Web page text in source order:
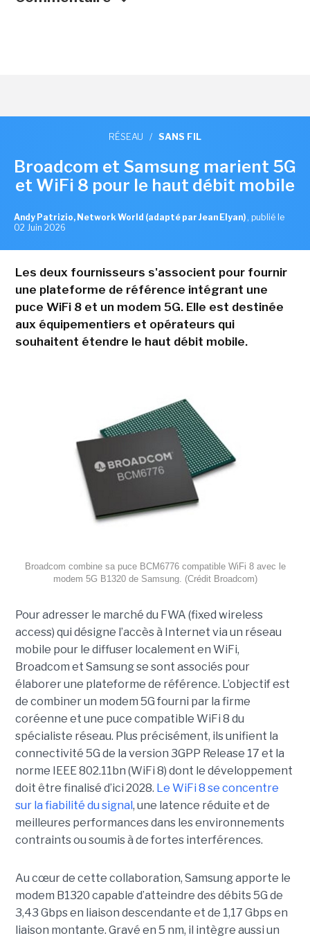
RÉSEAU / SANS FIL
Broadcom et Samsung marient 5G
et WiFi 8 pour le haut débit mobile
Andy Patrizio, Network World (adapté par Jean Elyan) , publié le
02 Juin 2026
Les deux fournisseurs s'associent pour fournir
une plateforme de référence intégrant une
puce WiFi 8 et un modem 5G. Elle est destinée
aux équipementiers et opérateurs qui
souhaitent étendre le haut débit mobile.
Broadcom combine sa puce BCM6776 compatible WiFi 8 avec le
modem 5G B1320 de Samsung. (Crédit Broadcom)
Pour adresser le marché du FWA (fixed wireless
access) qui désigne l’accès à Internet via un réseau
mobile pour le diffuser localement en WiFi,
Broadcom et Samsung se sont associés pour
élaborer une plateforme de référence. L’objectif est
de combiner un modem 5G fourni par la firme
coréenne et une puce compatible WiFi 8 du
spécialiste réseau. Plus précisément, ils unifient la
connectivité 5G de la version 3GPP Release 17 et la
norme IEEE 802.11bn (WiFi 8) dont le développement
doit être finalisé d’ici 2028. Le WiFi 8 se concentre
sur la fiabilité du signal , une latence réduite et de
meilleures performances dans les environnements
contraints ou soumis à de fortes interférences.
Au cœur de cette collaboration, Samsung apporte le
modem B1320 capable d’atteindre des débits 5G de
3,43 Gbps en liaison descendante et de 1,17 Gbps en
liaison montante. Gravé en 5 nm, il intègre aussi un